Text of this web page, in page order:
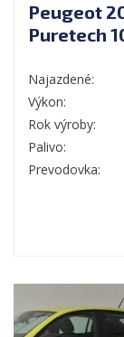
Peugeot
Puretech
Najazdené:
Výkon:
Rok výroby:
Palivo:
Prevodovka: